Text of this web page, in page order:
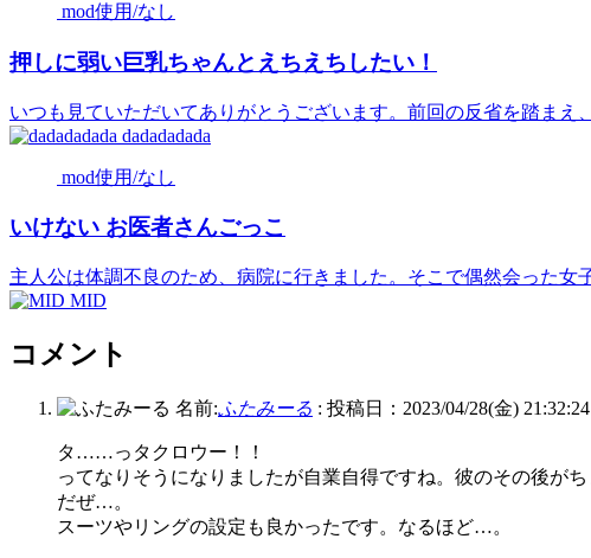
mod使用/なし
押しに弱い巨乳ちゃんとえちえちしたい！
いつも見ていただいてありがとうございます。前回の反省を踏まえ
dadadadada
mod使用/なし
いけない お医者さんごっこ
主人公は体調不良のため、病院に行きました。そこで偶然会った女
MID
コメント
名前:ふたみーる : 投稿日：2023/04/28(金) 21:32:24
タ……っタクロウー！！
ってなりそうになりましたが自業自得ですね。彼のその後が
だぜ…。
スーツやリングの設定も良かったです。なるほど…。